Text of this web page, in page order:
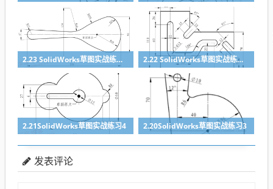
2.23 SolidWorks草图实战练习6 2.22 SolidWorks草图实战练习5
2.21SolidWorks草图实战练习4 2.20SolidWorks草图实战练习3
发表评论